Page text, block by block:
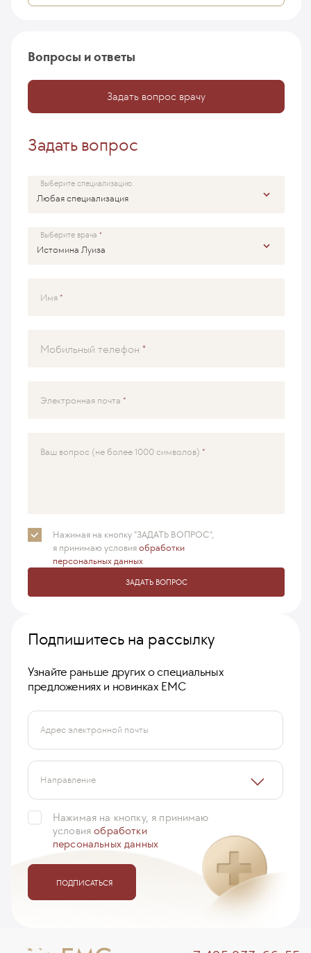
Вопросы и ответы
Задать вопрос врачу
Задать вопрос
Выберите специализацию
Выберите врача
Имя
Мобильный телефон
Электронная почта
Ваш вопрос (не более 1000 символов)
Нажимая на кнопку "ЗАДАТЬ ВОПРОС",
я принимаюусловияобработки
персональных данных
ЗАДАТЬ ВОПРОС
Подпишитесь на рассылку
Узнайте раньше других о специальных
предложениях и новинках ЕМС
Адрес электронной почты
Направление
Нажимая на кнопку, я принимаю
условияобработки
персональных данных
ПОДПИСАТЬСЯ